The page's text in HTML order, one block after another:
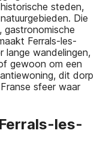
steden,
Die
gastronomische
Ferrals-les-
lange wandelingen,
gewoon om een
dit dorp
sfeer waar
les-